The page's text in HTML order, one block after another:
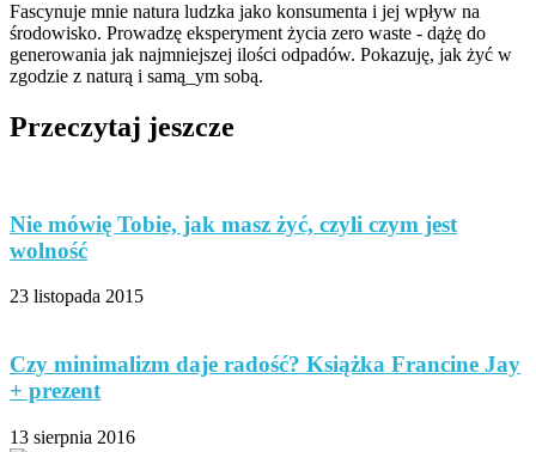
Fascynuje mnie natura ludzka jako konsumenta i jej wpływ na
środowisko. Prowadzę eksperyment życia zero waste - dążę do
generowania jak najmniejszej ilości odpadów. Pokazuję, jak żyć w
zgodzie z naturą i samą_ym sobą.
Przeczytaj jeszcze
Nie mówię Tobie, jak masz żyć, czyli czym jest
wolność
23 listopada 2015
Czy minimalizm daje radość? Książka Francine Jay
+ prezent
13 sierpnia 2016